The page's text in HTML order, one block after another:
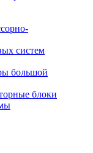
систем
большой
блоки